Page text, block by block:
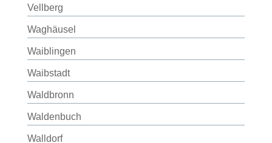
Vellberg
Waghäusel
Waiblingen
Waibstadt
Waldbronn
Waldenbuch
Walldorf